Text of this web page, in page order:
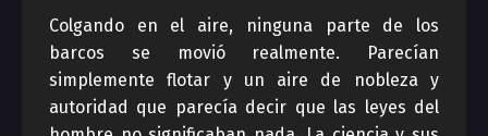
Colgando en el aire, ninguna parte de los
barcos se movió realmente. Parecían
simplemente flotar y un aire de nobleza y
autoridad que parecía decir que las leyes del